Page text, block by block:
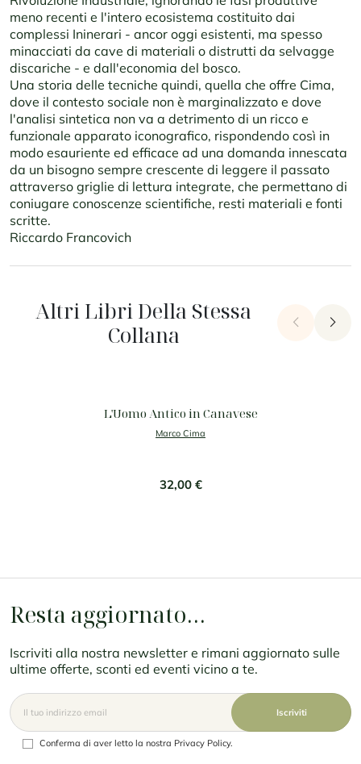
meno recenti e l'intero ecosistema costituito dai
complessi Ininerari - ancor oggi esistenti, ma spesso
minacciati da cave di materiali o distrutti da selvagge
discariche - e dall'economia del bosco.
Una storia delle tecniche quindi, quella che offre Cima,
dove il contesto sociale non è marginalizzato e dove
l'analisi sintetica non va a detrimento di un ricco e
funzionale apparato iconografico, rispondendo così in
modo esauriente ed efficace ad una domanda innescata
da un bisogno sempre crescente di leggere il passato
attraverso griglie di lettura integrate, che permettano di
coniugare conoscenze scientifiche, resti materiali e fonti
scritte.
Riccardo Francovich
Altri Libri Della Stessa
Collana
chevron_left chevron_right
L'Uomo Antico in Canavese
Marco Cima
32,00 €
Resta aggiornato…
Iscriviti alla nostra newsletter e rimani aggiornato sulle
ultime offerte, sconti ed eventi vicino a te.
Conferma di aver letto la nostra Privacy Policy.